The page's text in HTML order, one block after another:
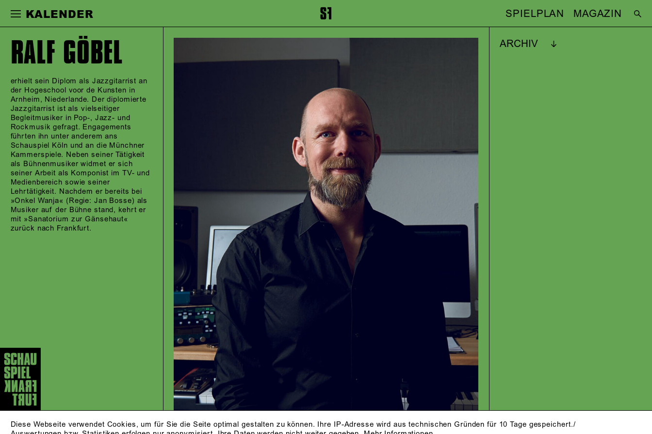
Zur Hauptnavigation springen Zum Footer springen
KALENDER SPIELPLAN MAGAZIN
Diese Webseite verwendet Cookies, um für Sie die Seite optimal gestalten zu können. Ihre IP-Adresse wird aus technischen Gründen für 10 Tage gespeichert./
RALF GÖBEL
erhielt sein Diplom als Jazzgitarrist an
der Hogeschool voor de Kunsten in
Arnheim, Niederlande. Der diplomierte
Jazzgitarrist ist als vielseitiger
Begleitmusiker in Pop-, Jazz- und
Rockmusik gefragt. Engagements
führten ihn unter anderem ans
Schauspiel Köln und an die Münchner
Kammerspiele. Neben seiner Tätigkeit
als Bühnenmusiker widmet er sich
seiner Arbeit als Komponist im TV- und
Medienbereich sowie seiner
Lehrtätigkeit. Nachdem er bereits bei
»Onkel Wanja« (Regie: Jan Bosse) als
Musiker auf der Bühne stand, kehrt er
mit »Sanatorium zur Gänsehaut«
zurück nach Frankfurt.
ARCHIV